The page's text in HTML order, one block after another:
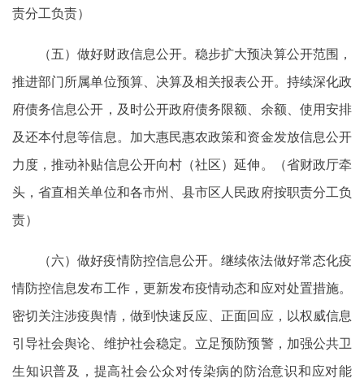
责分工负责）
（五）做好财政信息公开。稳步扩大预决算公开范围，
推进部门所属单位预算、决算及相关报表公开。持续深化政
府债务信息公开，及时公开政府债务限额、余额、使用安排
及还本付息等信息。加大惠民惠农政策和资金发放信息公开
力度，推动补贴信息公开向村（社区）延伸。（省财政厅牵
头，省直相关单位和各市州、县市区人民政府按职责分工负
责）
（六）做好疫情防控信息公开。继续依法做好常态化疫
情防控信息发布工作，更新发布疫情动态和应对处置措施。
密切关注涉疫舆情，做到快速反应、正面回应，以权威信息
引导社会舆论、维护社会稳定。立足预防预警，加强公共卫
生知识普及，提高社会公众对传染病的防治意识和应对能